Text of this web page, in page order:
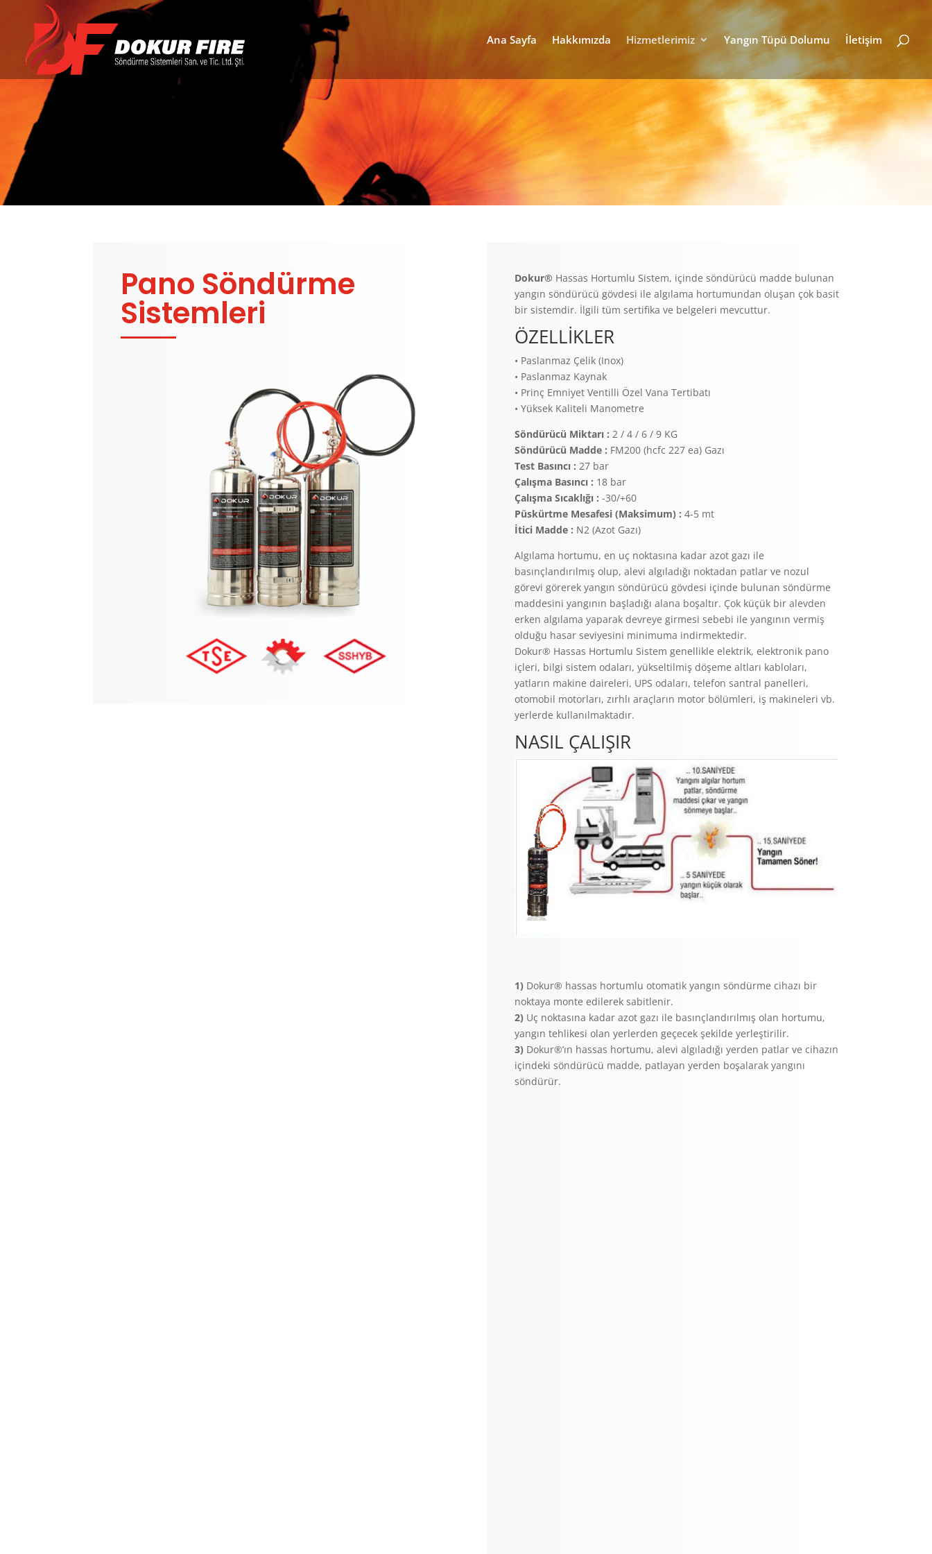
Ana Sayfa Hakkımızda Hizmetlerimiz Yangın Tüpü Dolumu İletişim
Hizmetler
Pano Söndürme
Sistemleri
Dokur® Hassas Hortumlu Sistem, içinde söndürücü madde bulunan
yangın söndürücü gövdesi ile algılama hortumundan oluşan çok basit
bir sistemdir. İlgili tüm sertifika ve belgeleri mevcuttur.
ÖZELLİKLER
• Paslanmaz Çelik (Inox)
• Paslanmaz Kaynak
• Prinç Emniyet Ventilli Özel Vana Tertibatı
• Yüksek Kaliteli Manometre
Söndürücü Miktarı : 2 / 4 / 6 / 9 KG
Söndürücü Madde : FM200 (hcfc 227 ea) Gazı
Test Basıncı : 27 bar
Çalışma Basıncı : 18 bar
Çalışma Sıcaklığı : -30/+60
Püskürtme Mesafesi (Maksimum) : 4-5 mt
İtici Madde : N2 (Azot Gazı)
Algılama hortumu, en uç noktasına kadar azot gazı ile
basınçlandırılmış olup, alevi algıladığı noktadan patlar ve nozul
görevi görerek yangın söndürücü gövdesi içinde bulunan söndürme
maddesini yangının başladığı alana boşaltır. Çok küçük bir alevden
erken algılama yaparak devreye girmesi sebebi ile yangının vermiş
olduğu hasar seviyesini minimuma indirmektedir.
Dokur® Hassas Hortumlu Sistem genellikle elektrik, elektronik pano
içleri, bilgi sistem odaları, yükseltilmiş döşeme altları kabloları,
yatların makine daireleri, UPS odaları, telefon santral panelleri,
otomobil motorları, zırhlı araçların motor bölümleri, iş makineleri vb.
yerlerde kullanılmaktadır.
NASIL ÇALIŞIR
1) Dokur® hassas hortumlu otomatik yangın söndürme cihazı bir
noktaya monte edilerek sabitlenir.
2) Uç noktasına kadar azot gazı ile basınçlandırılmış olan hortumu,
yangın tehlikesi olan yerlerden geçecek şekilde yerleştirilir.
3) Dokur®’ın hassas hortumu, alevi algıladığı yerden patlar ve cihazın
içindeki söndürücü madde, patlayan yerden boşalarak yangını
söndürür.